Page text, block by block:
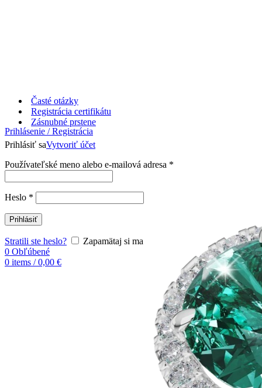
Časté otázky
Registrácia certifikátu
Prihlásenie / Registrácia
Prihlásiť saVytvoriť účet
Používateľské meno alebo e-mailová adresa *
Heslo *
Prihlásiť
Stratili ste heslo?
Zapamätaj si ma
0 Obľúbené
0 items / 0,00 €
Zásnubné prstene